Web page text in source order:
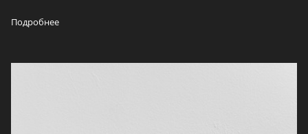
Подробнее